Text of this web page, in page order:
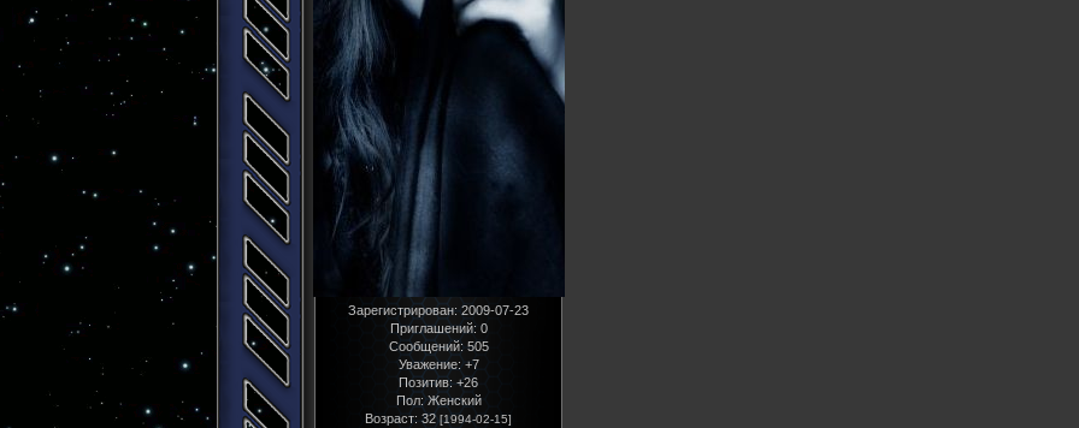
Зарегистрирован: 2009-07-23
Приглашений: 0
Сообщений: 505
Уважение: +7
Позитив: +26
Пол:Женский
Возраст: 32[1994-02-15]